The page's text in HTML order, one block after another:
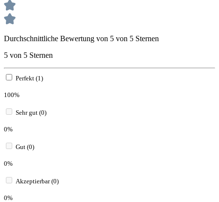
Durchschnittliche Bewertung von 5 von 5 Sternen
5 von 5 Sternen
Perfekt (1)
100%
Sehr gut (0)
0%
Gut (0)
0%
Akzeptierbar (0)
0%